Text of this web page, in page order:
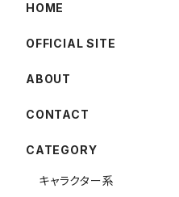
HOME
OFFICIAL SITE
ABOUT
CONTACT
CATEGORY
キャラクター系